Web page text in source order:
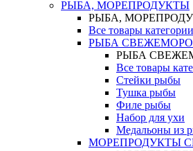
РЫБА, МОРЕПРОДУКТЫ
РЫБА,
Все товары категории
РЫБА
РЫБА
Все товары
Стейки рыбы
Тушка рыбы
Филе рыбы
Набор для ухи
Медальоны из
МОРЕПРОДУКТЫ